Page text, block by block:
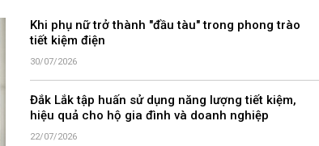
Khi phụ nữ trở thành "đầu tàu" trong phong trào
tiết kiệm điện
30/07/2026
Đắk Lắk tập huấn sử dụng năng lượng tiết kiệm,
hiệu quả cho hộ gia đình và doanh nghiệp
22/07/2026